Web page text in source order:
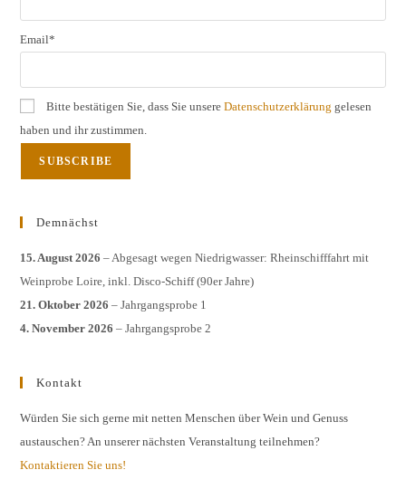
Email*
Bitte bestätigen Sie, dass Sie unsereDatenschutzerklärung gelesen
haben und ihr zustimmen.
Demnächst
15. August 2026 – Abgesagt wegen Niedrigwasser: Rheinschifffahrt mit
Weinprobe Loire, inkl. Disco-Schiff (90er Jahre)
21. Oktober 2026 – Jahrgangsprobe 1
4. November 2026 – Jahrgangsprobe 2
Kontakt
Würden Sie sich gerne mit netten Menschen über Wein und Genuss
austauschen? An unserer nächsten Veranstaltung teilnehmen?
Kontaktieren Sie uns!